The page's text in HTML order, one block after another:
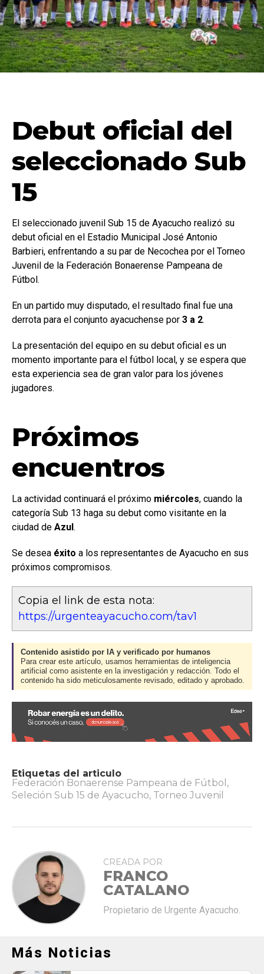
Debut oficial del
seleccionado Sub
15
El seleccionado juvenil Sub 15 de Ayacucho realizó su
debut oficial en el Estadio Municipal José Antonio
Barbieri, enfrentando a su par de Necochea por el Torneo
Juvenil de la Federación Bonaerense Pampeana de
Fútbol.
En un partido muy disputado, el resultado final fue una
derrota para el conjunto ayacuchense por 3 a 2.
La presentación del equipo en su debut oficial es un
momento importante para el fútbol local, y se espera que
esta experiencia sea de gran valor para los jóvenes
jugadores.
Próximos
encuentros
La actividad continuará el próximo miércoles, cuando la
categoría Sub 13 haga su debut como visitante en la
ciudad de Azul.
Se desea éxito a los representantes de Ayacucho en sus
próximos compromisos.
Copia el link de esta nota:
https://urgenteayacucho.com/tav1
Contenido asistido por IA y verificado por humanos
Para crear este artículo, usamos herramientas de inteligencia
artificial como asistente en la investigación y redacción. Todo el
contenido ha sido meticulosamente revisado, editado y aprobado.
Etiquetas del articulo
Federación Bonaerense Pampeana de Fútbol ,
Seleción Sub 15 de Ayacucho, Torneo Juvenil
CREADA POR
FRANCO
CATALANO
Propietario de Urgente Ayacucho.
Más Noticias